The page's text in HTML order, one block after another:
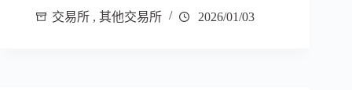
交易所 , 其他交易所 2026/01/03